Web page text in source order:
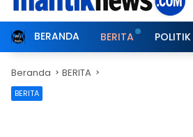
BERANDA BERITA POLITIK
Beranda BERITA
BERITA